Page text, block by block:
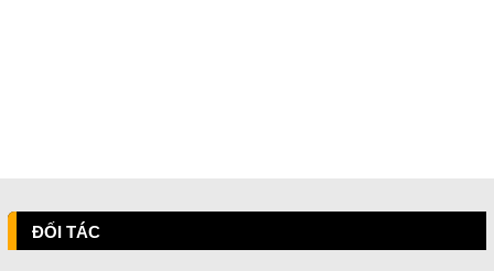
ĐỐI TÁC